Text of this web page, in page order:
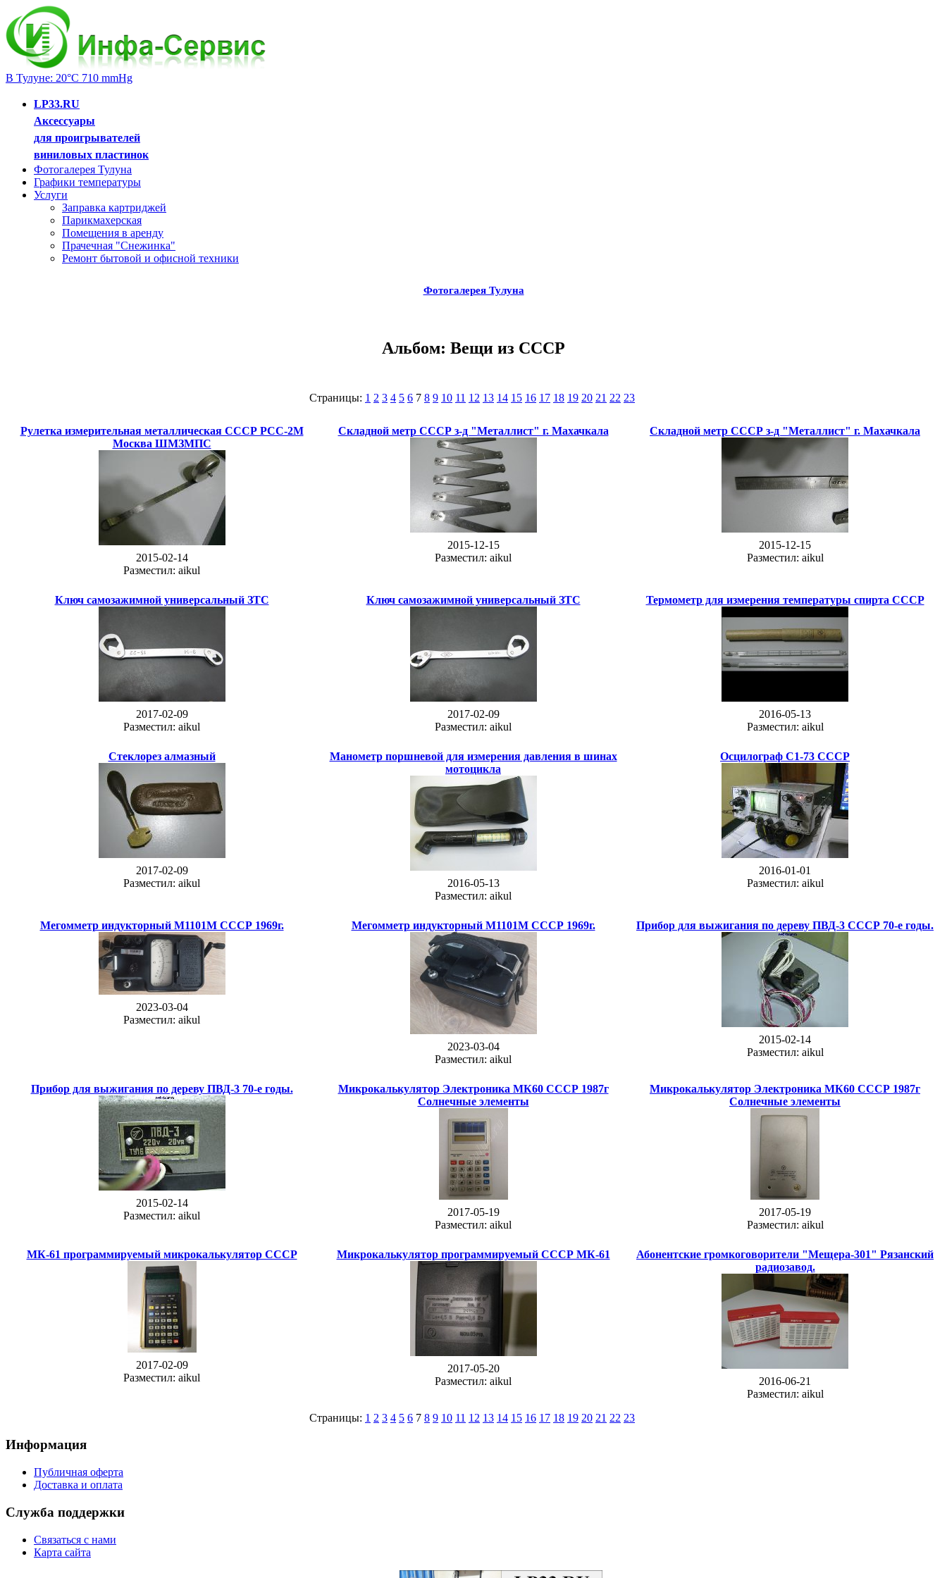
В Тулуне: 20°C 710 mmHg
LP33.RU
Аксессуары
для проигрывателей
виниловых пластинок
Фотогалерея Тулуна
Графики температуры
Услуги
Заправка картриджей
Парикмахерская
Помещения в аренду
Прачечная "Снежинка"
Ремонт бытовой и офисной техники
Фотогалерея Тулуна
Альбом: Вещи из СССР
Страницы: 1 2 3 4 5 6 7 8 9 10 11 12 13 14 15 16 17 18 19 20 21 22 23
Рулетка измерительная металлическая СССР РСС-2М
Москва ШМЗМПС
2015-02-14
Разместил: aikul
Складной метр СССР з-д "Металлист" г. Махачкала
2015-12-15
Разместил: aikul
Складной метр СССР з-д "Металлист" г. Махачкала
2015-12-15
Разместил: aikul
Ключ самозажимной универсальный ЗТС
2017-02-09
Разместил: aikul
Ключ самозажимной универсальный ЗТС
2017-02-09
Разместил: aikul
Термометр для измерения температуры спирта СССР
2016-05-13
Разместил: aikul
Стеклорез алмазный
2017-02-09
Разместил: aikul
Манометр поршневой для измерения давления в шинах
мотоцикла
2016-05-13
Разместил: aikul
Осцилограф C1-73 СССР
2016-01-01
Разместил: aikul
Мегомметр индукторный М1101М СССР 1969г.
2023-03-04
Разместил: aikul
Мегомметр индукторный М1101М СССР 1969г.
2023-03-04
Разместил: aikul
Прибор для выжигания по дереву ПВД-3 СССР 70-е годы.
2015-02-14
Разместил: aikul
Прибор для выжигания по дереву ПВД-3 70-е годы.
2015-02-14
Разместил: aikul
Микрокалькулятор Электроника МК60 СССР 1987г
Солнечные элементы
2017-05-19
Разместил: aikul
Микрокалькулятор Электроника МК60 СССР 1987г
Солнечные элементы
2017-05-19
Разместил: aikul
МК-61 программируемый микрокалькулятор СССР
2017-02-09
Разместил: aikul
Микрокалькулятор программируемый СССР МК-61
2017-05-20
Разместил: aikul
Абонентские громкоговорители "Мещера-301" Рязанский
радиозавод.
2016-06-21
Разместил: aikul
Страницы: 1 2 3 4 5 6 7 8 9 10 11 12 13 14 15 16 17 18 19 20 21 22 23
Информация
Публичная оферта
Доставка и оплата
Служба поддержки
Связаться с нами
Карта сайта